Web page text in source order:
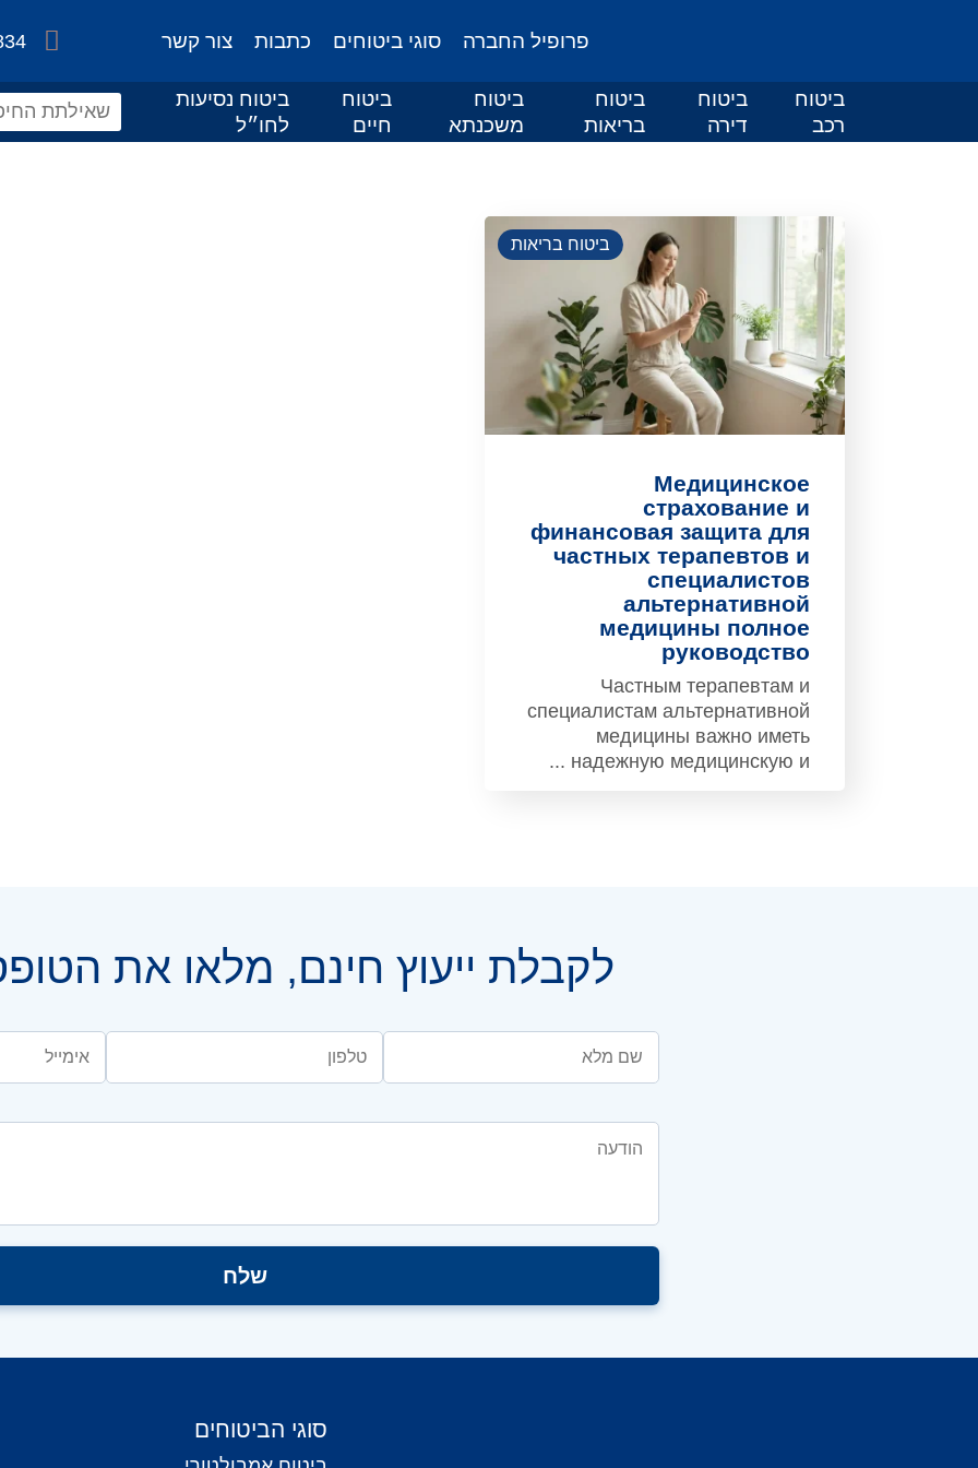
פרופיל החברה סוגי ביטוחים כתבות צור קשר
ביטוח
רכב
ביטוח
דירה
ביטוח
בריאות
ביטוח
משכנתא
ביטוח
חיים
ביטוח נסיעות
לחו״ל
ביטוח בריאות
Медицинское
страхование и
финансовая защита для
частных терапевтов и
специалистов
альтернативной
медицины полное
руководство
Частным терапевтам и
специалистам альтернативной
медицины важно иметь
надежную медицинскую и ...
לקבלת ייעוץ חינם, מלאו את
סוגי הביטוחים